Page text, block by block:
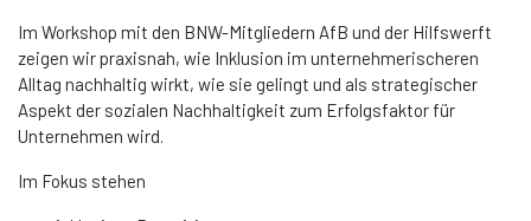
Im Workshop mit den BNW-Mitgliedern AfB und der Hilfswerft
zeigen wir praxisnah, wie Inklusion im unternehmerischeren
Alltag nachhaltig wirkt, wie sie gelingt und als strategischer
Aspekt der sozialen Nachhaltigkeit zum Erfolgsfaktor für
Unternehmen wird.
Im Fokus stehen